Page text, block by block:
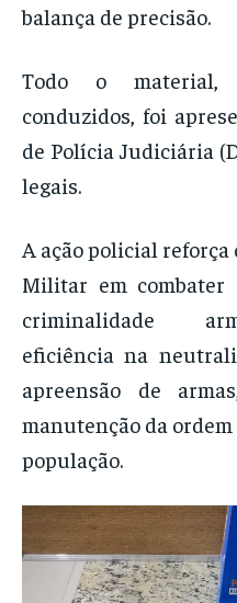
balança de precisão.
Todo o material,
conduzidos, foi
de Polícia Judiciária
legais.
A ação policial reforça
Militar em
criminalidade
eficiência na
apreensão de
manutenção da
população.